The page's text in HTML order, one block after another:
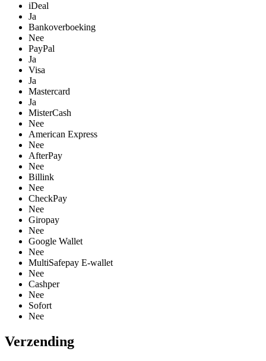
iDeal
Ja
Bankoverboeking
Nee
PayPal
Ja
Visa
Ja
Mastercard
Ja
MisterCash
Nee
American Express
Nee
AfterPay
Nee
Billink
Nee
CheckPay
Nee
Giropay
Nee
Google Wallet
Nee
MultiSafepay E-wallet
Nee
Cashper
Nee
Sofort
Nee
Verzending